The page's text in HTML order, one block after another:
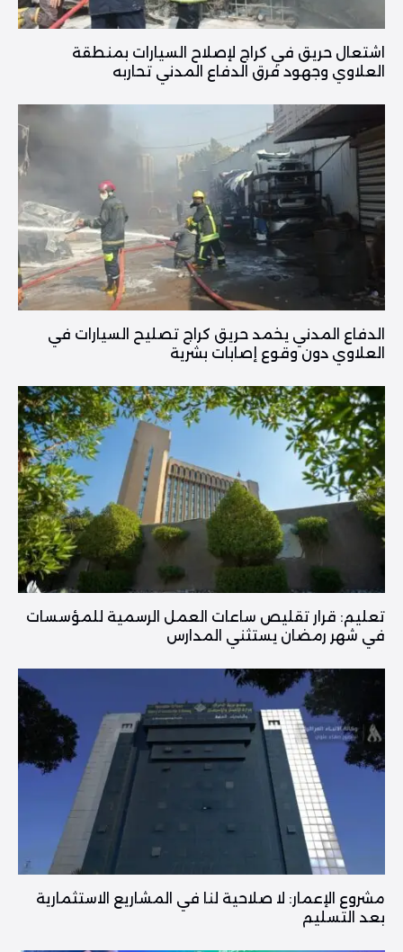
اشتعال حريق في كراج لإصلاح السيارات بمنطقة
العلاوي وجهود فرق الدفاع المدني تحاربه
الدفاع المدني يخمد حريق كراج تصليح السيارات في
العلاوي دون وقوع إصابات بشرية
تعليم: قرار تقليص ساعات العمل الرسمية للمؤسسات
في شهر رمضان يستثني المدارس
مشروع الإعمار: لا صلاحية لنا في المشاريع الاستثمارية
بعد التسليم